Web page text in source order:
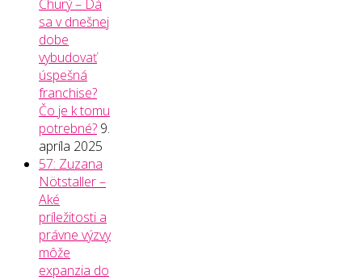
Churý – Dá
sa v dnešnej
dobe
vybudovať
úspešná
franchise?
Čo je k tomu
potrebné? 9.
apríla 2025
57: Zuzana
Nötstaller –
Aké
príležitosti a
právne výzvy
môže
expanzia do